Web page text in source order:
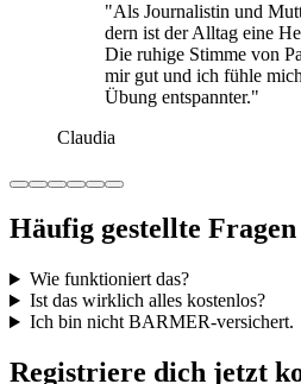
"Als Jour­na­lis­tin und
dern ist der Alltag eine
Die ruhige Stimme von
mir gut und ich fühle
Übung ent­spann­ter."
Claudia
Häufig gestellte Fragen
Wie funktioniert das?
Ist das wirklich alles kostenlos?
Ich bin nicht BARMER-versichert.
Registriere dich jetzt